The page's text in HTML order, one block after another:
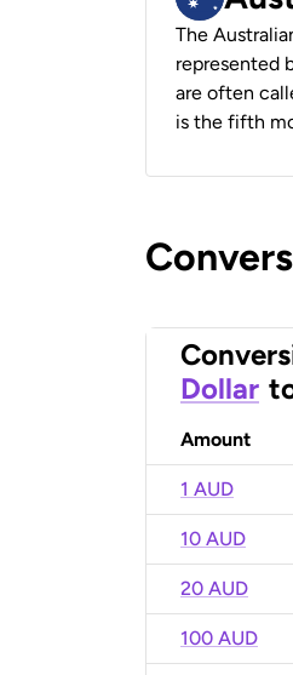
The
represented
are often
is the fifth
Dollar
Amount
1 AUD
10 AUD
20 AUD
100 AUD